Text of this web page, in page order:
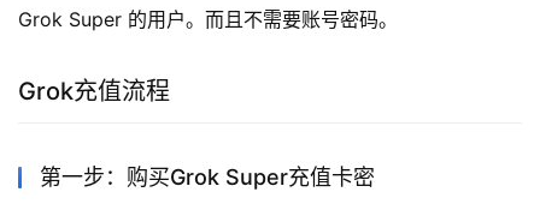
Grok Super 的用户。而且不需要账号密码。
Grok充值流程
第一步：购买Grok Super充值卡密